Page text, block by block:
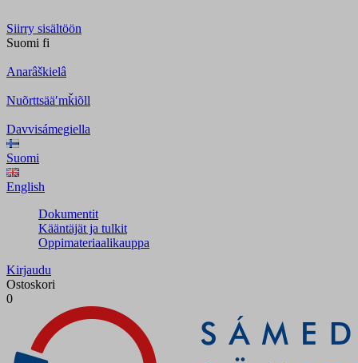
Siirry sisältöön
Suomi fi
Anarâškielâ
Nuõrttsääʹmǩiõll
Davvisámegiella
Suomi
English
Dokumentit
Kääntäjät ja tulkit
Oppimateriaalikauppa
Kirjaudu
Ostoskori
0